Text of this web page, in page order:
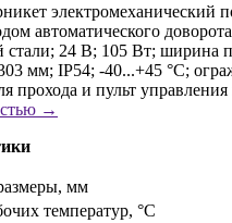
электромеханический
автоматического
24 В; 105 Вт; ширина
мм; IP54; -40...+45 °С;
прохода и пульт управления
→
мм
температур, °С